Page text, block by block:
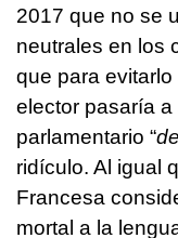
2017 que no se
neutrales en los
que para
elector pasaría a
parlamentario “
ridículo. Al igual
Francesa
mortal a la